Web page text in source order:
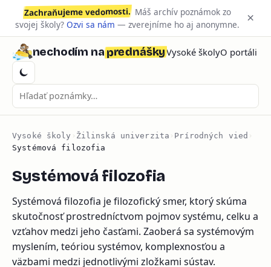
Zachraňujeme vedomosti. Máš archív poznámok zo
svojej školy? Ozvi sa nám — zverejníme ho aj anonymne. ×
nechodím naprednáškyVysoké školyO portáli
Vysoké školy › Žilinská univerzita › Prírodných vied ›
Systémová filozofia
Systémová filozofia
Systémová filozofia je filozofický smer, ktorý skúma
skutočnosť prostredníctvom pojmov systému, celku a
vzťahov medzi jeho časťami. Zaoberá sa systémovým
myslením, teóriou systémov, komplexnosťou a
väzbami medzi jednotlivými zložkami sústav.